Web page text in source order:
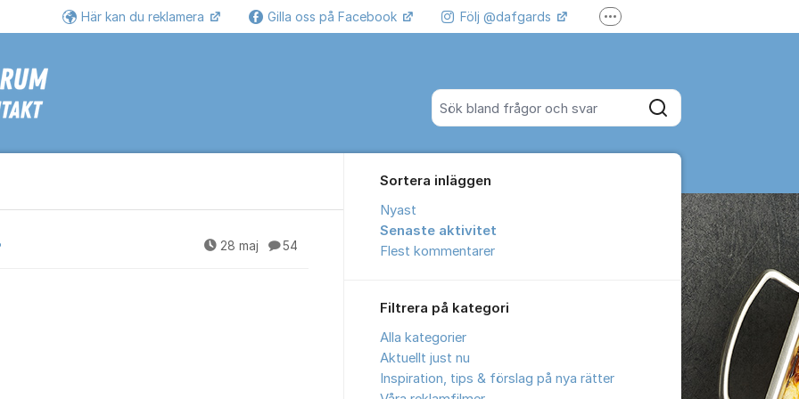
Sök bland alla inlägg
Sök
Här kan du reklamera Gilla oss på Facebook Följ @dafgards Fler supportlänkar
28 maj 54
Sortera inläggen
Nyast
Senaste aktivitet
Flest kommentarer
Filtrera på kategori
Alla kategorier
Aktuellt just nu
Inspiration, tips & förslag på nya rätter